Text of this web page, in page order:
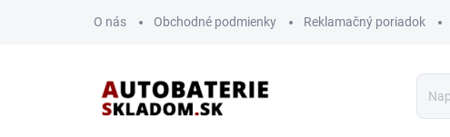
O nás Obchodné podmienky Reklamačný poriadok